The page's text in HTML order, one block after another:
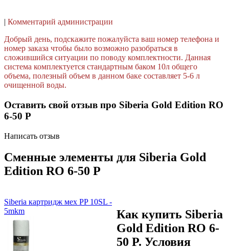
| Комментарий администрации
Добрый день, подскажите пожалуйста ваш номер телефона и
номер заказа чтобы было возможно разобраться в
сложившийся ситуации по поводу комплектности. Данная
система комплектуется стандартным баком 10л общего
объема, полезный объем в данном баке составляет 5-6 л
очищенной воды.
Оставить свой отзыв про Siberia Gold Edition RO
6-50 P
Написать отзыв
Сменные элементы для Siberia Gold
Edition RO 6-50 P
Siberia картридж мех PP 10SL -
5mkm
Как купить Siberia
Gold Edition RO 6-
50 P. Условия